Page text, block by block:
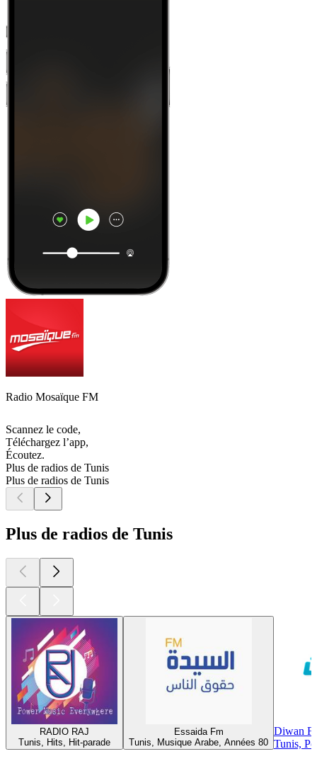
Radio Mosaïque FM
Scannez le code,
Téléchargez l’app,
Écoutez.
Plus de radios de Tunis
Plus de radios de Tunis
Plus de radios de Tunis
RADIO RAJ
Tunis, Hits, Hit-parade
Essaida Fm
Tunis, Musique Arabe, Années 80
Diwan
Tunis,